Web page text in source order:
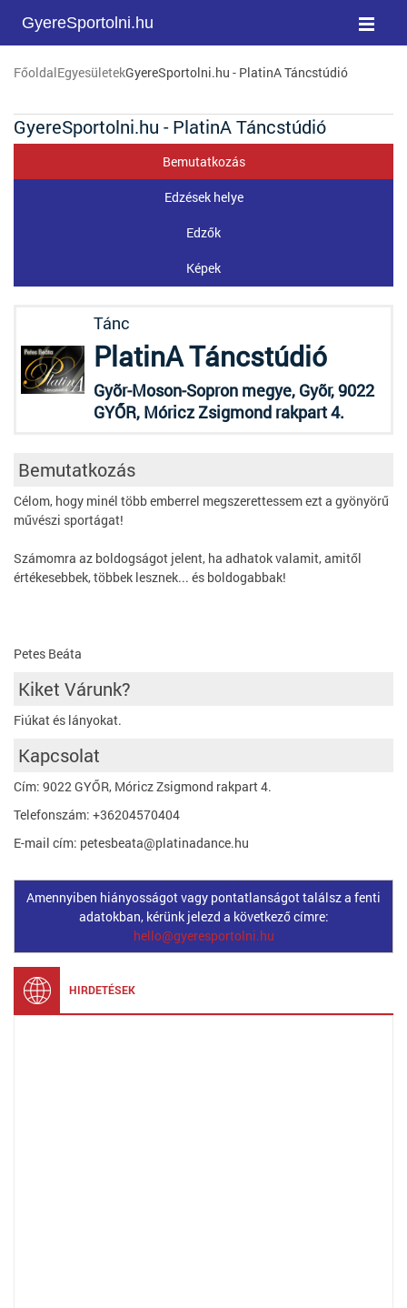
GyereSportolni.hu
FőoldalEgyesületekGyereSportolni.hu - PlatinA Táncstúdió
GyereSportolni.hu - PlatinA Táncstúdió
Bemutatkozás
Edzések helye
Edzők
Képek
Tánc
PlatinA Táncstúdió
Gyõr-Moson-Sopron megye, Gyõr, 9022
GYŐR, Móricz Zsigmond rakpart 4.
Bemutatkozás
Célom, hogy minél több emberrel megszerettessem ezt a gyönyörű
művészi sportágat!
Számomra az boldogságot jelent, ha adhatok valamit, amitől
értékesebbek, többek lesznek... és boldogabbak!
Petes Beáta
Kiket Várunk?
Fiúkat és lányokat.
Kapcsolat
Cím: 9022 GYŐR, Móricz Zsigmond rakpart 4.
Telefonszám: +36204570404
E-mail cím: petesbeata@platinadance.hu
Amennyiben hiányosságot vagy pontatlanságot találsz a fenti
adatokban, kérünk jelezd a következő címre:
hello@gyeresportolni.hu
HIRDETÉSEK